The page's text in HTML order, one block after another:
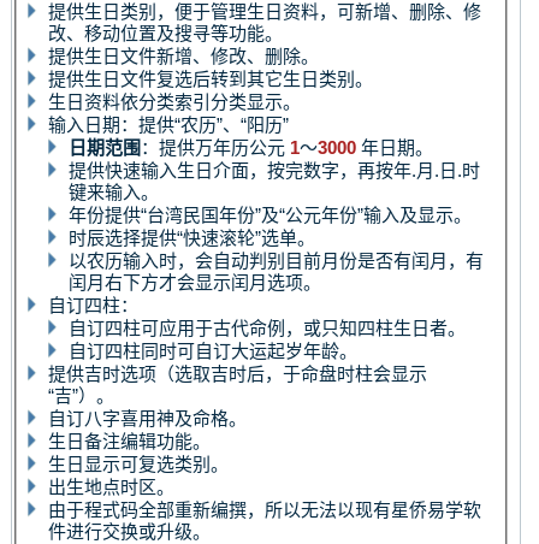
提供生日类别，便于管理生日资料，可新增、删除、修
改、移动位置及搜寻等功能。
提供生日文件新增、修改、删除。
提供生日文件复选后转到其它生日类别。
生日资料依分类索引分类显示。
输入日期：提供“农历”、“阳历”
日期范围 ：提供万年历公元 1～3000 年日期。
提供快速输入生日介面，按完数字，再按年.月.日.时
键来输入。
年份提供“台湾民国年份”及“公元年份”输入及显示。
时辰选择提供“快速滚轮”选单。
以农历输入时，会自动判别目前月份是否有闰月，有
闰月右下方才会显示闰月选项。
自订四柱：
自订四柱可应用于古代命例，或只知四柱生日者。
自订四柱同时可自订大运起岁年龄。
提供吉时选项（选取吉时后，于命盘时柱会显示
“吉”）。
自订八字喜用神及命格。
生日备注编辑功能。
生日显示可复选类别。
出生地点时区。
由于程式码全部重新编撰，所以无法以现有星侨易学软
件进行交换或升级。